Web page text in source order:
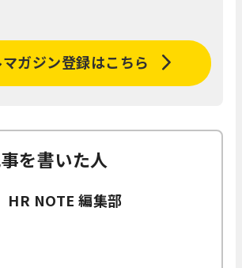
ガジン登録はこちら
を書いた人
HR NOTE 編集部